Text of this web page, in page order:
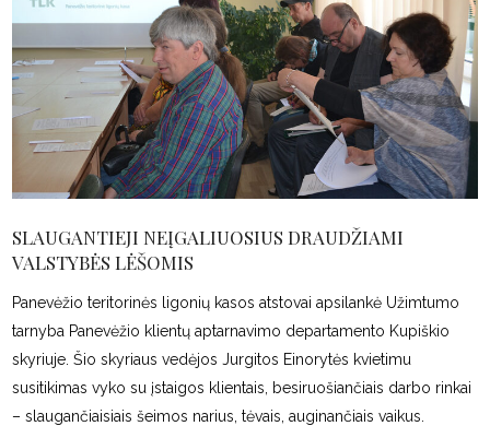
SLAUGANTIEJI NEĮGALIUOSIUS DRAUDŽIAMI
VALSTYBĖS LĖŠOMIS
Panevėžio teritorinės ligonių kasos atstovai apsilankė Užimtumo
tarnyba Panevėžio klientų aptarnavimo departamento Kupiškio
skyriuje. Šio skyriaus vedėjos Jurgitos Einorytės kvietimu
susitikimas vyko su įstaigos klientais, besiruošiančiais darbo rinkai
– slaugančiaisiais šeimos narius, tėvais, auginančiais vaikus.